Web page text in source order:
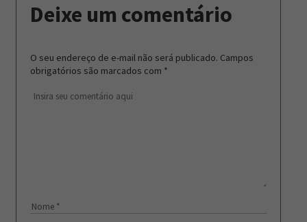
Deixe um comentário
O seu endereço de e-mail não será publicado. Campos
obrigatórios são marcados com *